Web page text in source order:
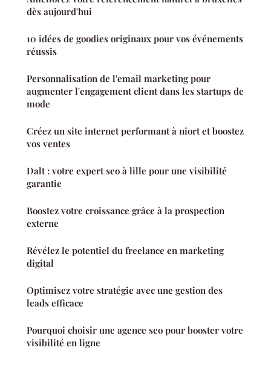
dès aujourd'hui
10 idées de goodies originaux pour vos événements
réussis
Personnalisation de l'email marketing pour
augmenter l'engagement client dans les startups de
mode
Créez un site internet performant à niort et boostez
vos ventes
Dalt : votre expert seo à lille pour une visibilité
garantie
Boostez votre croissance grâce à la prospection
externe
Révélez le potentiel du freelance en marketing
digital
Optimisez votre stratégie avec une gestion des
leads efficace
Pourquoi choisir une agence seo pour booster votre
visibilité en ligne